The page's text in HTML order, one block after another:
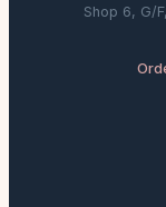
Shop 6, G/